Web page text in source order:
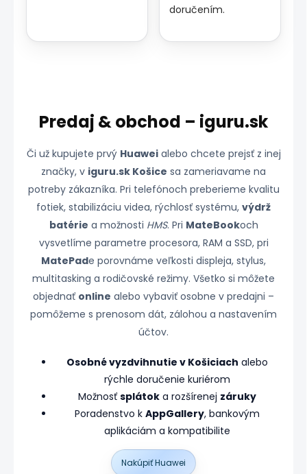
doručením.
Predaj & obchod – iguru.sk
Či už kupujete prvý Huaweialebo chcete prejsť z inej
značky, v iguru.sk Košice sa zameriavame na
potreby zákazníka. Pri telefónoch preberieme kvalitu
fotiek, stabilizáciu videa, rýchlosť systému, výdrž
batérie a možnosti HMS. Pri MateBookoch
vysvetlíme parametre procesora, RAM a SSD, pri
MatePade porovnáme veľkosti displeja, stylus,
multitasking a rodičovské režimy. Všetko si môžete
objednať online alebo vybaviť osobne v predajni –
pomôžeme s prenosom dát, zálohou a nastavením
účtov.
Osobné vyzdvihnutie v Košiciach alebo
rýchle doručenie kuriérom
Možnosť splátok a rozšírenej záruky
Poradenstvo k AppGallery, bankovým
aplikáciám a kompatibilite
Nakúpiť Huawei